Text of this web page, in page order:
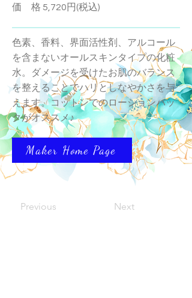
価 格 5,720円(税込)
色素、香料、界面活性剤、アルコール
を含まないオールスキンタイプの化粧
水。ダメージを受けたお肌のバランス
を整えることでハリとしなやかさを与
えます。コットンでのローションパッ
クがオススメ♪
Maker Home Page
Previous Next